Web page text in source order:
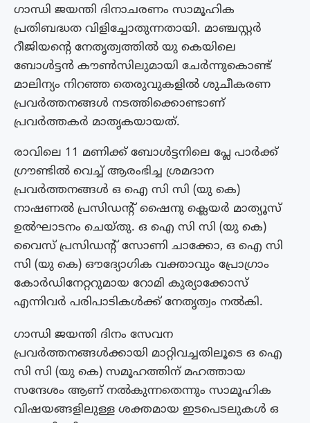
ഗാന്ധി ജയന്തി ദിനാചരണം സാമൂഹിക
പ്രതിബദ്ധത വിളിച്ചോതുന്നതായി. മാഞ്ചസ്റ്റർ
റീജിയന്റെ നേതൃത്വത്തിൽ യു കെയിലെ
ബോൾട്ടൻ കൗൺസിലുമായി ചേർന്നുകൊണ്ട്
മാലിന്യം നിറഞ്ഞ തെരുവുകളിൽ ശുചീകരണ
പ്രവർത്തനങ്ങൾ നടത്തിക്കൊണ്ടാണ്
പ്രവർത്തകർ മാതൃകയായത്.
രാവിലെ 11 മണിക്ക് ബോൾട്ടനിലെ പ്ലേ പാർക്ക്‌
ഗ്രൗണ്ടിൽ വെച്ച് ആരംഭിച്ച ശ്രമദാന
പ്രവർത്തനങ്ങൾ ഒ ഐ സി സി (യു കെ)
നാഷണൽ പ്രസിഡന്റ്‌ ഷൈനു ക്ലെയർ മാത്യൂസ്
ഉൽഘാടനം ചെയ്തു. ഒ ഐ സി സി (യു കെ)
വൈസ് പ്രസിഡന്റ് സോണി ചാക്കോ, ഒ ഐ സി
സി (യു കെ) ഔദ്യോഗിക വക്താവും പ്രോഗ്രാം
കോർഡിനേറ്ററുമായ റോമി കുര്യാക്കോസ്
എന്നിവർ പരിപാടികൾക്ക് നേതൃത്വം നൽകി.
ഗാന്ധി ജയന്തി ദിനം സേവന
പ്രവർത്തനങ്ങൾക്കായി മാറ്റിവച്ചതിലൂടെ ഒ ഐ
സി സി (യു കെ) സമൂഹത്തിന് മഹത്തായ
സന്ദേശം ആണ് നൽകുന്നതെന്നും സാമൂഹിക
വിഷയങ്ങളിലുള്ള ശക്തമായ ഇടപെടലുകൾ ഒ